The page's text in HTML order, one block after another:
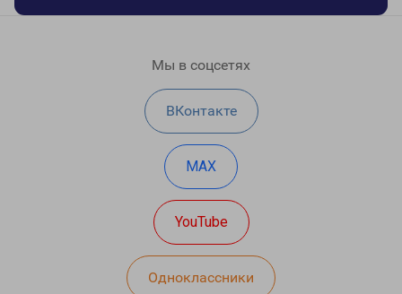
Мы в соцсетях
ВКонтакте
MAX
YouTube
Одноклассники